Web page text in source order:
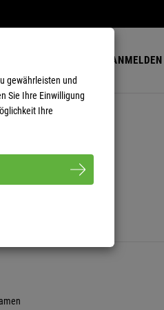
AnmeldenANMELDEN
gewährleisten und
Sie Ihre Einwilligung
Ihre